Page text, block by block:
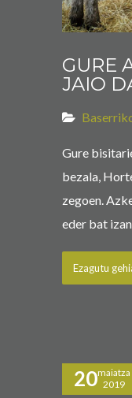
GURE
JAIO
Gure
bezala,
zegoen.
eder bat
Ezagutu
20maiatza
2019